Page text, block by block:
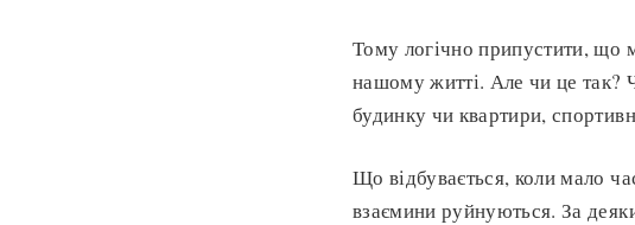
Тому логічно припустити, що
нашому житті. Але чи це так?
будинку чи квартири,
Що відбувається, коли мало
взаємини руйнуються. За